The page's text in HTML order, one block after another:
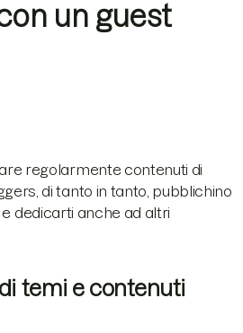
un guest
regolarmente contenuti di
di tanto in tanto, pubblichino
dedicarti anche ad altri
temi e contenuti